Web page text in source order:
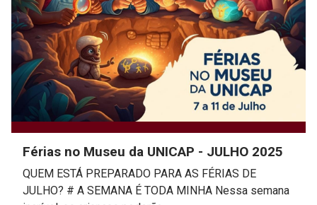
Férias no Museu da UNICAP - JULHO 2025
QUEM ESTÁ PREPARADO PARA AS FÉRIAS DE
JULHO? # A SEMANA É TODA MINHA Nessa semana